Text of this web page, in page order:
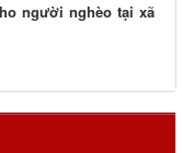
người nghèo tại xã